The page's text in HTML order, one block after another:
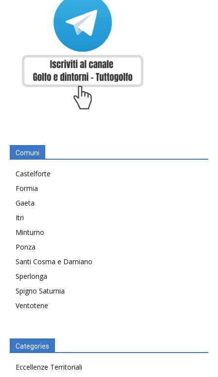
Comuni
Castelforte
Formia
Gaeta
Itri
Minturno
Ponza
Santi Cosma e Damiano
Sperlonga
Spigno Saturnia
Ventotene
Categories
Eccellenze Territoriali